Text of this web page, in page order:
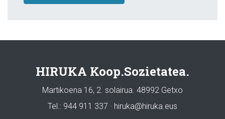
HIRUKA Koop.Sozietatea.
Martikoena 16, 2. solairua. 48992 Getxo
Tel.: 944 911 337 · hiruka@hiruka.eus